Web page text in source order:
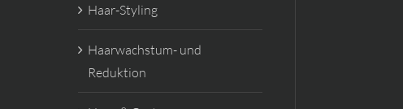
Haar-Styling
Haarwachstum- und
Reduktion